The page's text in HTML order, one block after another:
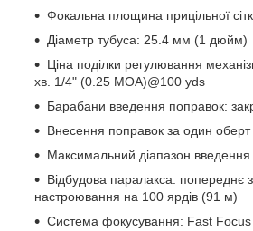
Фокальна площина прицільної
Діаметр тубуса: 25.4 мм (1 дюйм)
Ціна поділки регулювання
хв. 1/4" (0.25 MOA)@100 yds
Барабани введення поправок:
Внесення поправок за один
Максимальний діапазон
Відбудова паралакса: попереднє
настроювання на 100 ярдів (91 м)
Система фокусування: Fast Focus